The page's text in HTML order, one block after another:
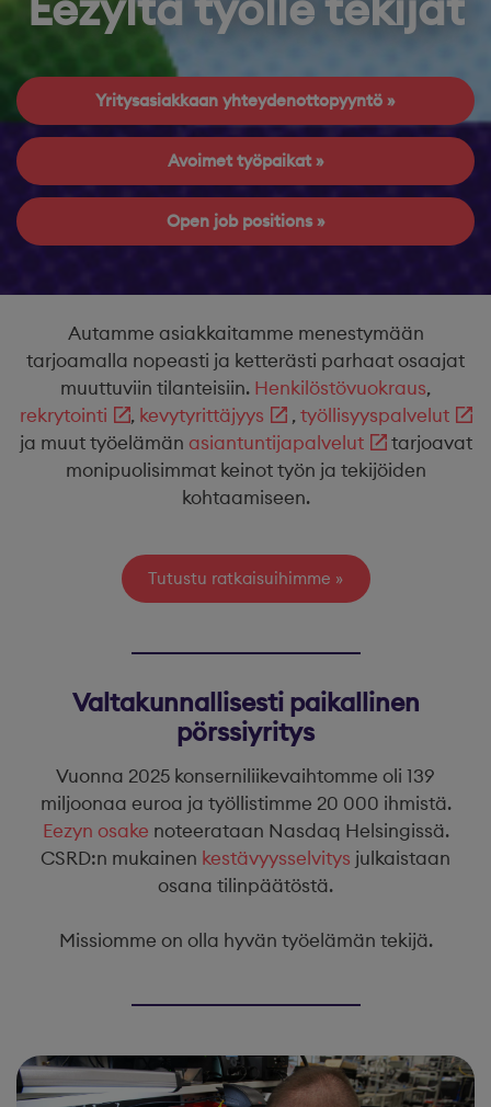
Yritysasiakkaan yhteydenottopyyntö
Avoimet työpaikat
Open job positions
Autamme asiakkaitamme menestymään
tarjoamalla nopeasti ja ketterästi parhaat osaajat
muuttuviin tilanteisiin. Henkilöstövuokraus,
rekrytointi
, kevytyrittäjyys ,työllisyyspalvelut
ja muut työelämän asiantuntijapalvelut
tarjoavat
monipuolisimmat keinot työn ja tekijöiden
kohtaamiseen.
Tutustu ratkaisuihimme
Valtakunnallisesti paikallinen
pörssiyritys
Vuonna 2025 konserniliikevaihtomme oli 139
miljoonaa euroa ja työllistimme 20 000 ihmistä.
Eezyn osake noteerataan Nasdaq Helsingissä.
CSRD:n mukainen kestävyysselvitys julkaistaan
osana tilinpäätöstä.
Missiomme on olla hyvän työelämän tekijä.